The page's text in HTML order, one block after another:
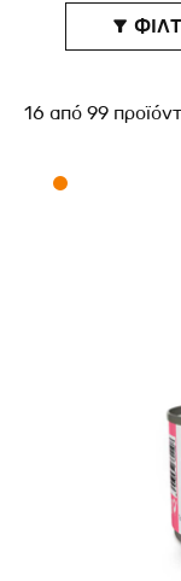

16 από99